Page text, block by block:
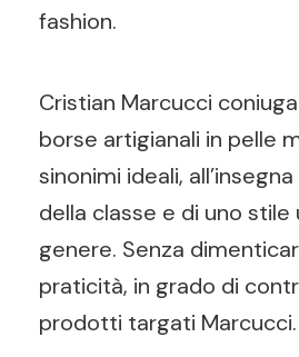
fashion.
Cristian Marcucci
borse artigianali in pelle
sinonimi ideali,
della classe e di uno stile
genere. Senza
praticità, in grado di
prodotti targati Marcucci.